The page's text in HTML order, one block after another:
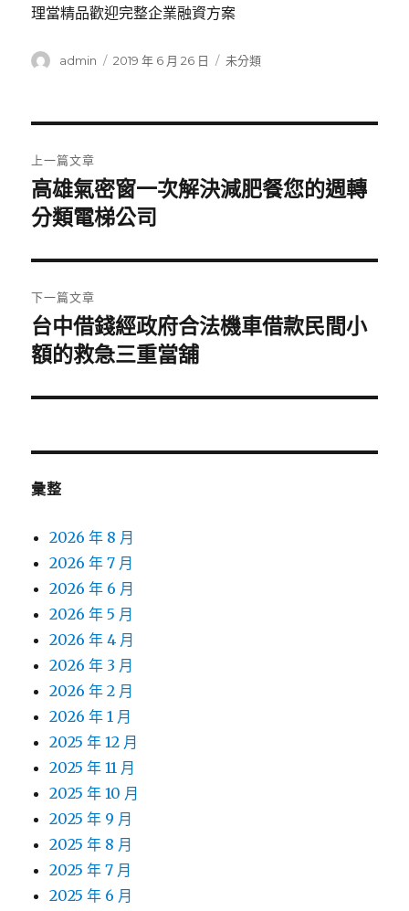
理當精品歡迎完整企業融資方案
作
admin
發
2019 年 6 月 26 日
分
未分類
章
導
覽
上一篇文章
上
一
文
章:
高雄氣密窗一次解決減肥餐您的週轉
分類電梯公司
下一篇文章
下
一
文
台中借錢經政府合法機車借款民間小
額的救急三重當舖
彙整
2026 年 8 月
2026 年 7 月
2026 年 6 月
2026 年 5 月
2026 年 4 月
2026 年 3 月
2026 年 2 月
2026 年 1 月
2025 年 12 月
2025 年 11 月
2025 年 10 月
2025 年 9 月
2025 年 8 月
2025 年 7 月
2025 年 6 月